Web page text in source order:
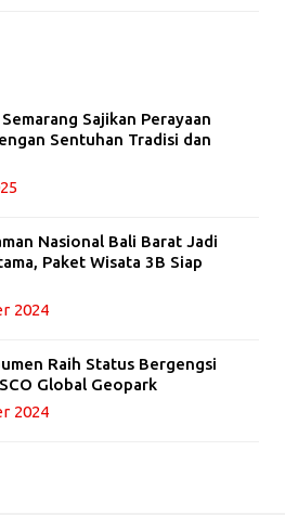
Sajikan Perayaan
Sentuhan Tradisi dan
Nasional Bali Barat Jadi
Paket Wisata 3B Siap
2024
Raih Status Bergengsi
Global Geopark
2024